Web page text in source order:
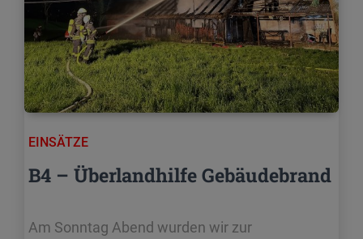
EINSÄTZE
B4 – Überlandhilfe Gebäudebrand
Am Sonntag Abend wurden wir zur